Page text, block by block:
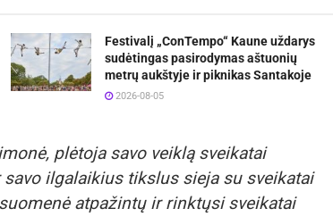
Festivalį „ConTempo“ Kaune uždarys
sudėtingas pasirodymas aštuonių
metrų aukštyje ir piknikas Santakoje
2026-08-05
plėtoja savo veiklą sveikatai
ilgalaikius tikslus sieja su sveikatai
atpažintų ir rinktųsi sveikatai